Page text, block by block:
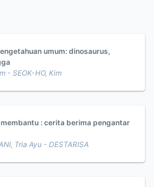
umum: dinosaurus,
- SEOK-HO, Kim
: cerita berima pengantar
Tria Ayu - DESTARISA